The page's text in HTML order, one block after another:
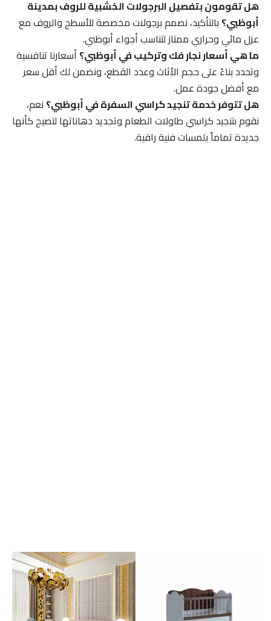
هل تقومون بتفصيل البرجولات الخشبية للروف بمدينة
أبوظبي؟بالتأكيد، نصمم برجولات مخصصة للأسطح والروف مع
عزل مائي وحراري ممتاز لتناسب أجواء أبوظبي.
ما هي أسعار نجار فك وتركيب في أبوظبي؟أسعارنا تنافسية
وتحدد بناءً على حجم الأثاث وعدد القطع، ونضمن لك أقل سعر
مع أفضل جودة عمل.
هل تتوفر خدمة تنجيد كراسي السفرة في أبوظبي؟نعم،
نقوم بتنجيد كراسي طاولات الطعام وتجديد دهاناتها لتصبح كأنها
جديدة تماماً بلمسات فنية راقية.